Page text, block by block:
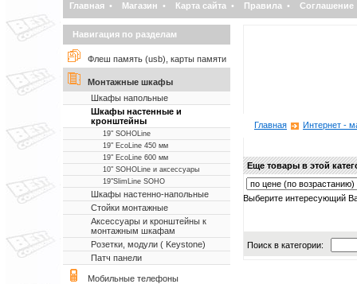
Главная • Магазин • Карта сайта • Правила • Соглашение
Навигация по разделам
Флеш память (usb), карты памяти
Монтажные шкафы
Шкафы напольные
Шкафы настенные и
кронштейны
19" SOHOLine
19" EcoLine 450 мм
19" EcoLine 600 мм
10" SOHOLine и аксессуары
19"SlimLine SOHO
Шкафы настенно-напольные
Стойки монтажные
Аксессуары и кронштейны к
монтажным шкафам
Розетки, модули ( Keystone)
Патч панели
Мобильные телефоны
Главная Интернет -
Еще товары в этой
Выберите интересующий
Поиск в категории: